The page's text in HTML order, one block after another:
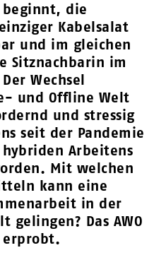
beginnt, die
Kabelsalat
und im gleichen
Sitznachbarin im
Wechsel
und Offline Welt
und stressig
seit der Pandemie
Arbeitens
Mit welchen
kann eine
in der
gelingen? Das AWO
erprobt.